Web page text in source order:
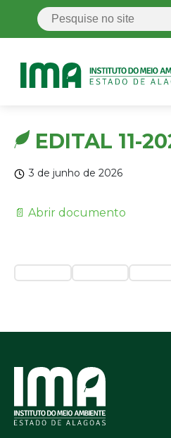
EDITAL 11-
3 de junho de 2026
📄 Abrir documento